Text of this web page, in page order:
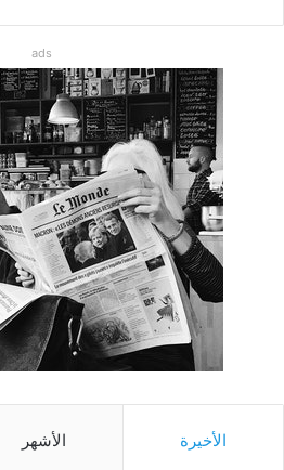
ads
الأخيرة الأشهر